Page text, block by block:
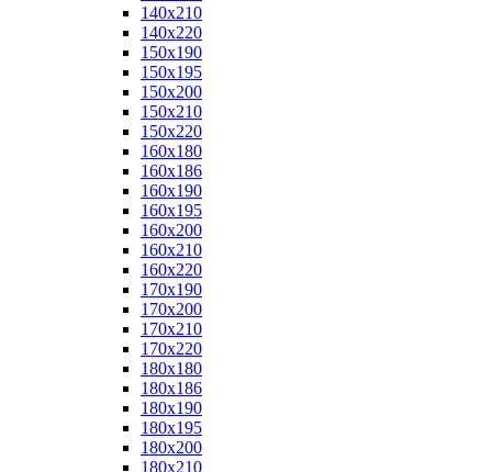
140x210
140x220
150x190
150x195
150x200
150x210
150x220
160x180
160x186
160x190
160x195
160x200
160x210
160x220
170x190
170x200
170x210
170x220
180x180
180x186
180x190
180x195
180x200
180x210